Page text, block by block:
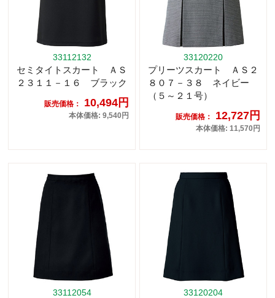
33112132
セミタイトスカート ＡＳ
２３１１－１６ ブラック
販売価格： 10,494円
本体価格: 9,540円
33120220
プリーツスカート ＡＳ２
８０７－３８ ネイビー
（５～２１号）
販売価格： 12,727円
本体価格: 11,570円
33112054 33120204